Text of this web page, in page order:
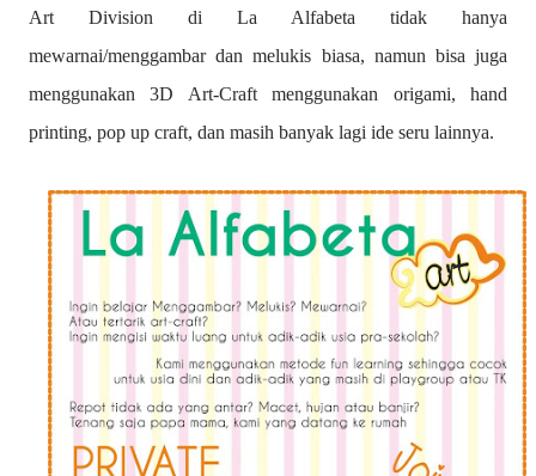
Art Division di La Alfabeta tidak hanya
mewarnai/menggambar dan melukis biasa, namun bisa juga
menggunakan 3D Art-Craft menggunakan origami, hand
printing, pop up craft, dan masih banyak lagi ide seru lainnya.